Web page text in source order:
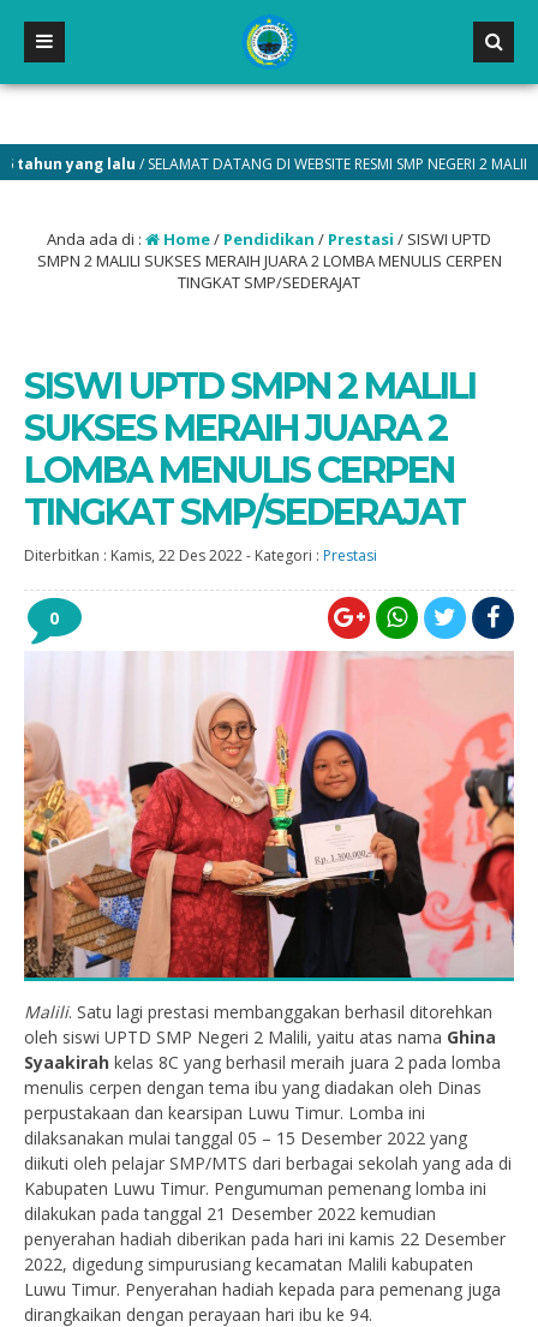
lalu/ SELAMAT DATANG DI WEBSITE RESMI SMP NEGERI 2 MALILI
Anda ada di : Home/ Pendidikan / Prestasi / SISWI UPTD
SMPN 2 MALILI SUKSES MERAIH JUARA 2 LOMBA MENULIS CERPEN
TINGKAT SMP/SEDERAJAT
SISWI UPTD SMPN 2 MALILI
SUKSES MERAIH JUARA 2
LOMBA MENULIS CERPEN
TINGKAT SMP/SEDERAJAT
Diterbitkan : Kamis, 22 Des 2022- Kategori : Prestasi
0
Malili. Satu lagi prestasi membanggakan berhasil ditorehkan
oleh siswi UPTD SMP Negeri 2 Malili, yaitu atas nama Ghina
Syaakirah kelas 8C yang berhasil meraih juara 2 pada lomba
menulis cerpen dengan tema ibu yang diadakan oleh Dinas
perpustakaan dan kearsipan Luwu Timur. Lomba ini
dilaksanakan mulai tanggal 05 – 15 Desember 2022 yang
diikuti oleh pelajar SMP/MTS dari berbagai sekolah yang ada di
Kabupaten Luwu Timur. Pengumuman pemenang lomba ini
dilakukan pada tanggal 21 Desember 2022 kemudian
penyerahan hadiah diberikan pada hari ini kamis 22 Desember
2022, digedung simpurusiang kecamatan Malili kabupaten
Luwu Timur. Penyerahan hadiah kepada para pemenang juga
dirangkaikan dengan perayaan hari ibu ke 94.